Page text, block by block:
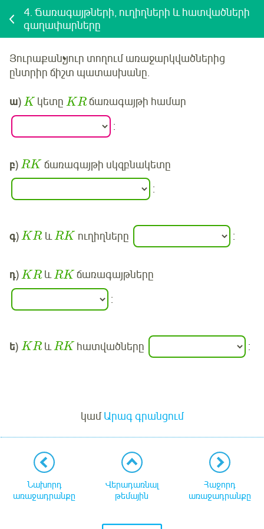
4. Ճառագայթների, ուղիղների և հատվածների
գաղափարները
Յուրաքանչյուր տողում առաջարկվածներից
ընտրիր ճիշտ պատասխանը.
ա) KկետըKRճառագայթի համար
:
բ) RK ճառագայթի սկզբնակետը
:
գ) KRևRK ուղիղները :
դ) KRևRKճառագայթները
:
ե) KRևRK հատվածները :
կամԱրագ գրանցում
Նախորդ
առաջադրանքը
Վերադառնալ
թեմային
Հաջորդ
առաջադրանքը